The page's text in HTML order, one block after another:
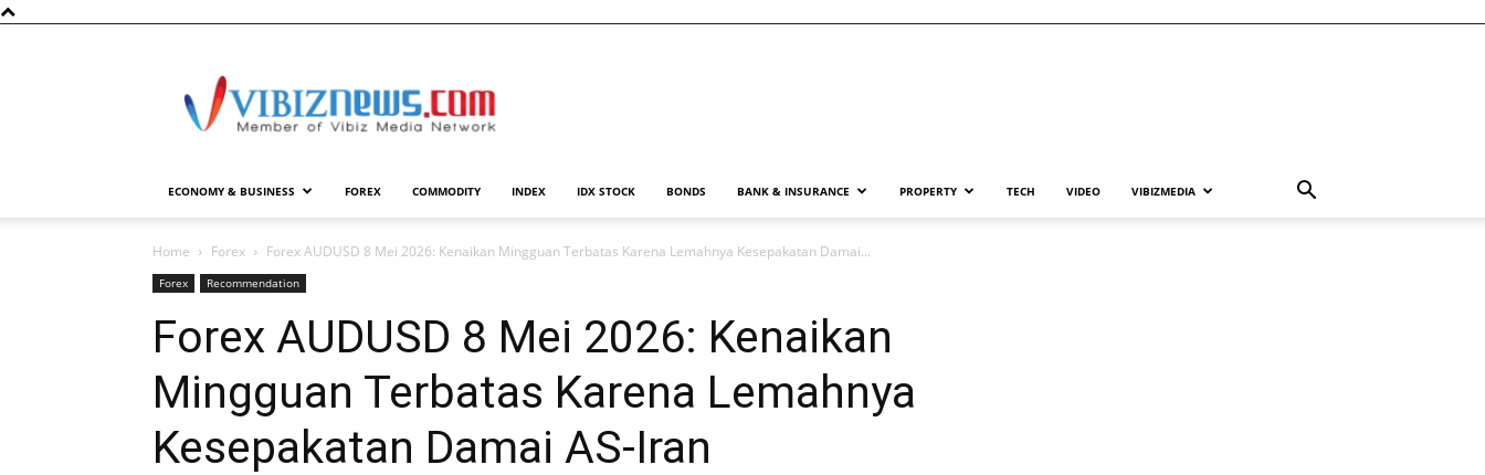
ECONOMY & BUSINESS FOREX COMMODITY INDEX IDX STOCK BONDS BANK & INSURANCE PROPERTY TECH VIDEO VIBIZMEDIA
Home Forex Forex AUDUSD 8 Mei 2026: Kenaikan Mingguan Terbatas Karena Lemahnya Kesepakatan Damai...
Forex Recommendation
Forex AUDUSD 8 Mei 2026: Kenaikan
Mingguan Terbatas Karena Lemahnya
Kesepakatan Damai AS-Iran